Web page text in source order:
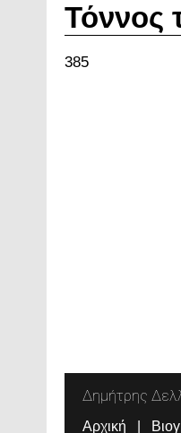
Τόννος
385
Δημήτρης
Αρχική